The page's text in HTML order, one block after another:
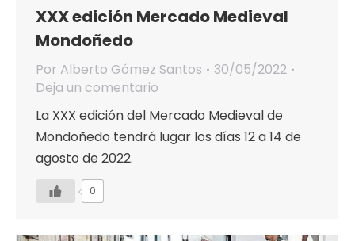
XXX edición Mercado Medieval
Mondoñedo
Por Alberto Gómez Santos
30/05/2022
Deja un comentario
La XXX edición del Mercado Medieval de
Mondoñedo tendrá lugar los días 12 a 14 de
agosto de 2022.
0